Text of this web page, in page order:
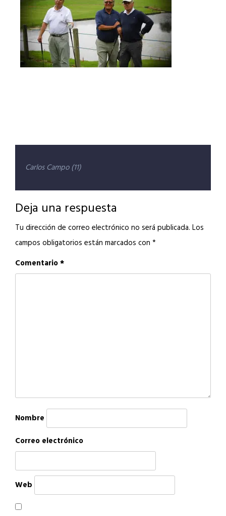
Navegación
de
entradas
Carlos Campo (11)
Deja una respuesta
Tu dirección de correo electrónico no será publicada. Los
campos obligatorios están marcados con *
Comentario*
Nombre
Correo electrónico
Web